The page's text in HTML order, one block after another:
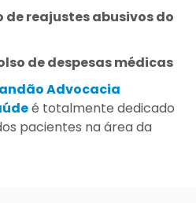
de reajustes abusivos do
de despesas médicas
Advocacia
é totalmente dedicado
pacientes na área da